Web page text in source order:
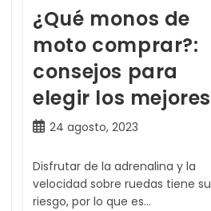
¿Qué monos de
moto comprar?:
consejos para
elegir los mejores
Publicación
la
entrada:
24 agosto, 2023
Disfrutar de la adrenalina y la
velocidad sobre ruedas tiene su
riesgo, por lo que es…